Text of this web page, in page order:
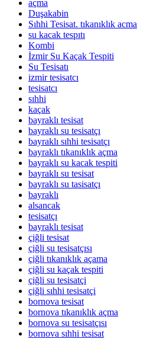
açma
Duşakabin
Sıhhi Tesisat. tıkanıklık acma
su kacak tespıtı
Kombi
İzmir Su Kaçak Tespiti
Su Tesisatı
izmir tesisatcı
tesisatcı
sıhhi
kaçak
bayraklı tesisat
bayraklı su tesisatçı
bayraklı sıhhi tesisatçı
bayraklı tıkanıklık açma
bayraklı su kacak tespiti
bayraklı su tesisat
bayraklı su tasisatçı
bayraklı
alsancak
tesisatçı
bayraklı tesisat
çiğli tesisat
çiğli su tesisatçısı
çiğli tıkanıklık açama
çiğli su kaçak tespiti
çiğli su tesisatçi
çiğli sıhhi tesisatçi
bornova tesisat
bornova tıkanıklık açma
bornova su tesisatçısı
bornova sıhhi tesisat